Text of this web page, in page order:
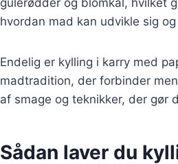
hvordan mad kan udvikle sig
Endelig er kylling i karry med
madtradition, der forbinder
af smage og teknikker, der gør
Sådan laver du